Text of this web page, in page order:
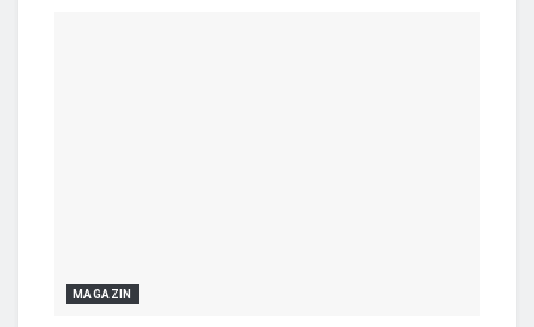
MAGAZIN